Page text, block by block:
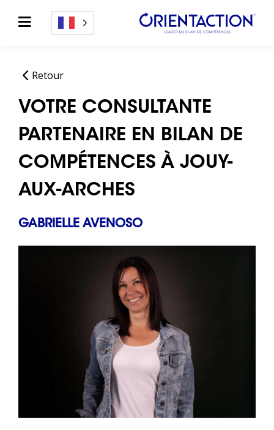
Retour
VOTRE CONSULTANTE
PARTENAIRE EN BILAN DE
COMPÉTENCES À JOUY-
AUX-ARCHES
GABRIELLE AVENOSO